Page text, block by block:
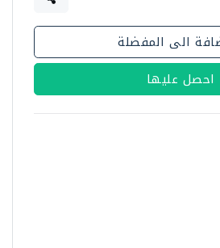
الى المفضلة
احصل عليها